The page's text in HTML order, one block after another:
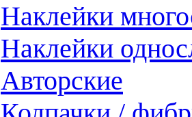
Наклейки
Наклейки
Авторские